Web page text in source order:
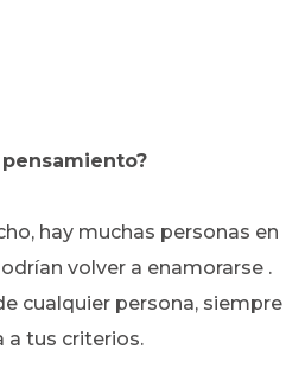
hay muchas personas en
volver a enamorarse .
cualquier persona, siempre
a tus criterios.